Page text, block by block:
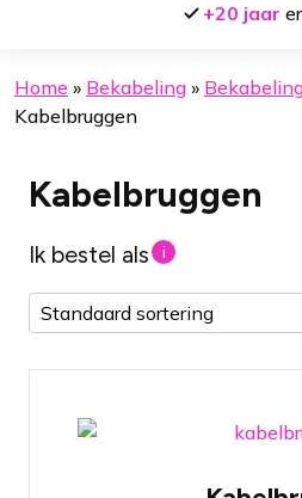
+20 jaar
Home » Bekabeling »
Kabelbruggen
Kabelbruggen
Ik bestel als i